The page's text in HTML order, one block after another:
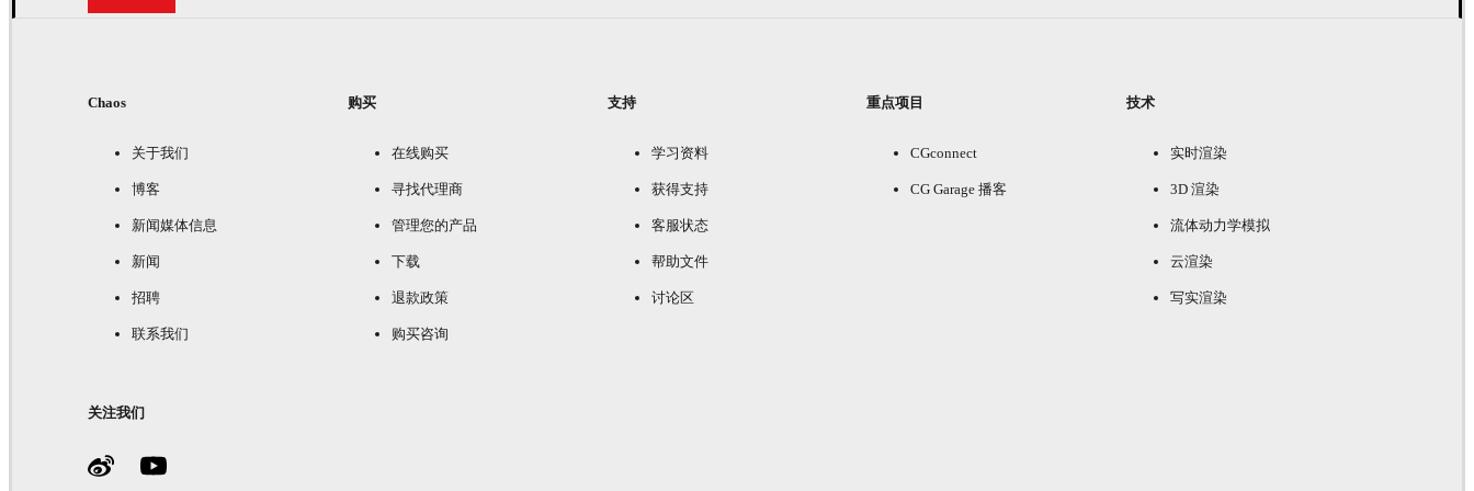
Chaos
关于我们
博客
新闻媒体信息
新闻
招聘
联系我们
购买
在线购买
寻找代理商
管理您的产品
下载
退款政策
购买咨询
支持
学习资料
获得支持
客服状态
帮助文件
讨论区
重点项目
CGconnect
CG Garage 播客
技术
实时渲染
3D 渲染
流体动力学模拟
云渲染
写实渲染
关注我们